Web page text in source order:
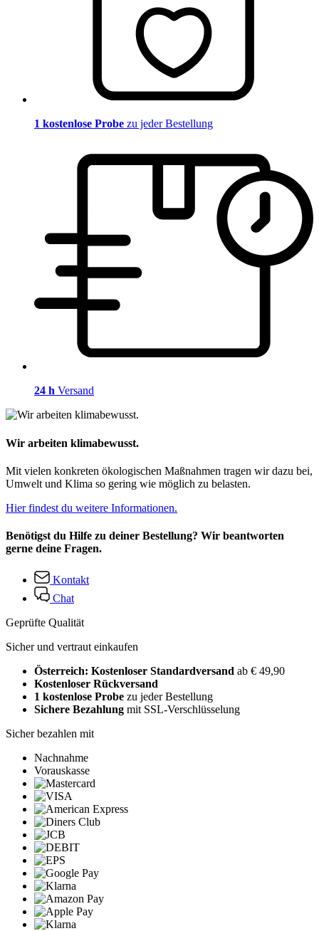
1 kostenlose Probe zu jeder Bestellung
24 h Versand
Wir arbeiten klimabewusst.
Mit vielen konkreten ökologischen Maßnahmen tragen wir dazu bei,
Umwelt und Klima so gering wie möglich zu belasten.
Hier findest du weitere Informationen.
Benötigst du Hilfe zu deiner Bestellung? Wir beantworten
gerne deine Fragen.
Kontakt
Chat
Geprüfte Qualität
Sicher und vertraut einkaufen
Österreich: Kostenloser Standardversand ab € 49,90
Kostenloser Rückversand
1 kostenlose Probe zu jeder Bestellung
Sichere Bezahlung mit SSL-Verschlüsselung
Sicher bezahlen mit
Nachnahme
Vorauskasse